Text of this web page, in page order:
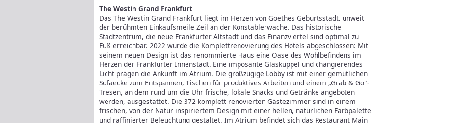
The Westin Grand Frankfurt
Das The Westin Grand Frankfurt liegt im Herzen von Goethes Geburtsstadt, unweit
der berühmten Einkaufsmeile Zeil an der Konstablerwache. Das historische
Stadtzentrum, die neue Frankfurter Altstadt und das Finanzviertel sind optimal zu
Fuß erreichbar. 2022 wurde die Komplettrenovierung des Hotels abgeschlossen: Mit
seinem neuen Design ist das renommierte Haus eine Oase des Wohlbefindens im
Herzen der Frankfurter Innenstadt. Eine imposante Glaskuppel und changierendes
Licht prägen die Ankunft im Atrium. Die großzügige Lobby ist mit einer gemütlichen
Sofaecke zum Entspannen, Tischen für produktives Arbeiten und einem „Grab & Go"-
Tresen, an dem rund um die Uhr frische, lokale Snacks und Getränke angeboten
werden, ausgestattet. Die 372 komplett renovierten Gästezimmer sind in einem
frischen, von der Natur inspiriertem Design mit einer hellen, natürlichen Farbpalette
und raffinierter Beleuchtung gestaltet. Im Atrium befindet sich das Restaurant Main